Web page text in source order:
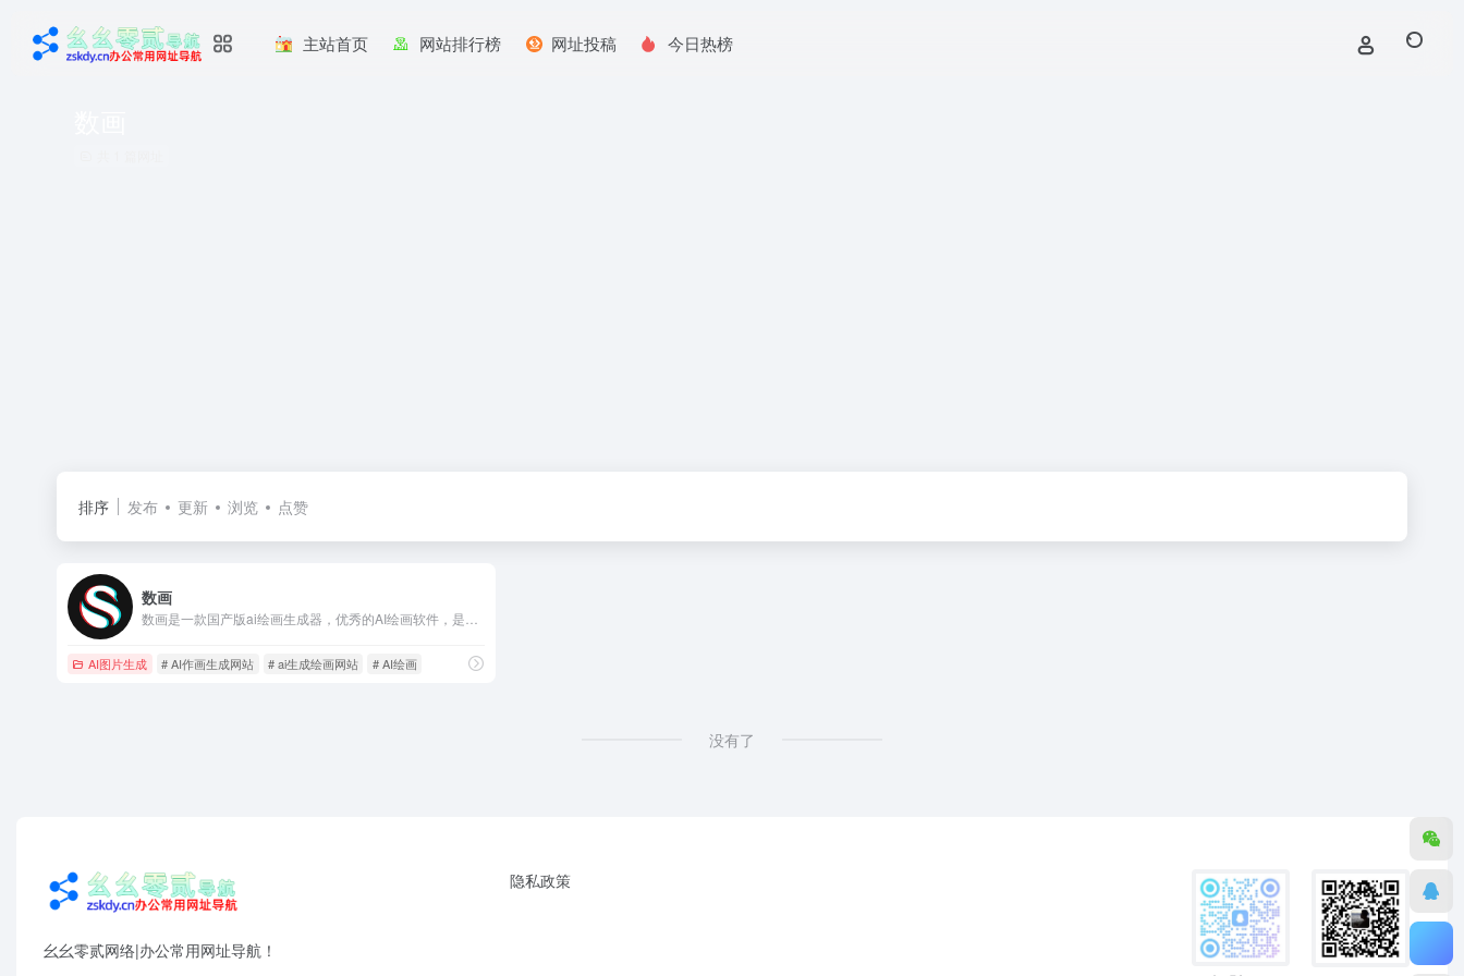
主站首页 网站排行榜 网址投稿 今日热榜
排序 发布 更新 浏览 点赞
数画
AI图片生成 # AI作画生成网站 # ai生成绘画网站 # AI绘画
没有了
幺幺零贰网络|办公常用网址导航！
隐私政策